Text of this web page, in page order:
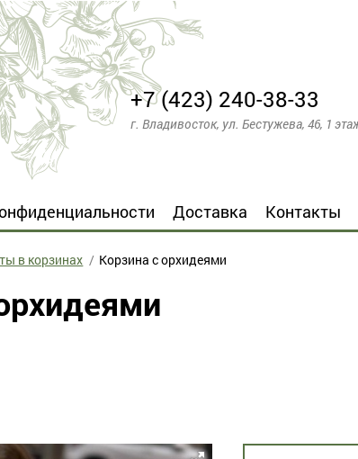
+7 (423) 240-38-33
г. Владивосток, ул. Бестужева, 46, 1
Доставка Контакты
в корзинах Корзина с орхидеями